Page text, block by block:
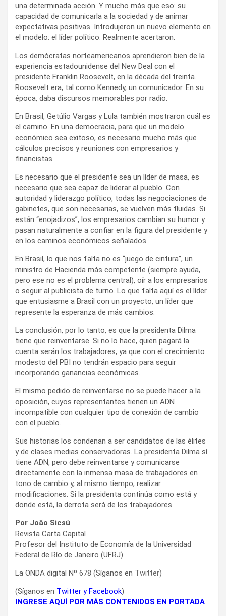
una determinada acción. Y mucho más que eso: su
capacidad de comunicarla a la sociedad y de animar
expectativas positivas. Introdujeron un nuevo elemento en
el modelo: el líder político. Realmente acertaron.
Los demócratas norteamericanos aprendieron bien de la
experiencia estadounidense del New Deal con el
presidente Franklin Roosevelt, en la década del treinta.
Roosevelt era, tal como Kennedy, un comunicador. En su
época, daba discursos memorables por radio.
En Brasil, Getúlio Vargas y Lula también mostraron cuál es
el camino. En una democracia, para que un modelo
económico sea exitoso, es necesario mucho más que
cálculos precisos y reuniones con empresarios y
financistas.
Es necesario que el presidente sea un líder de masa, es
necesario que sea capaz de liderar al pueblo. Con
autoridad y liderazgo político, todas las negociaciones de
gabinetes, que son necesarias, se vuelven más fluidas. Si
están “enojadizos”, los empresarios cambian su humor y
pasan naturalmente a confiar en la figura del presidente y
en los caminos económicos señalados.
En Brasil, lo que nos falta no es “juego de cintura”, un
ministro de Hacienda más competente (siempre ayuda,
pero ese no es el problema central), oír a los empresarios
o seguir al publicista de turno. Lo que falta aquí es el líder
que entusiasme a Brasil con un proyecto, un líder que
represente la esperanza de más cambios.
La conclusión, por lo tanto, es que la presidenta Dilma
tiene que reinventarse. Si no lo hace, quien pagará la
cuenta serán los trabajadores, ya que con el crecimiento
modesto del PBI no tendrán espacio para seguir
incorporando ganancias económicas.
El mismo pedido de reinventarse no se puede hacer a la
oposición, cuyos representantes tienen un ADN
incompatible con cualquier tipo de conexión de cambio
con el pueblo.
Sus historias los condenan a ser candidatos de las élites
y de clases medias conservadoras. La presidenta Dilma sí
tiene ADN, pero debe reinventarse y comunicarse
directamente con la inmensa masa de trabajadores en
tono de cambio y, al mismo tiempo, realizar
modificaciones. Si la presidenta continúa como está y
donde está, la derrota será de los trabajadores.
Por João Sicsú
Revista Carta Capital
Profesor del Instituto de Economía de la Universidad
Federal de Río de Janeiro (UFRJ)
La ONDA digital Nº 678 (Síganos en Twitter)
(Síganos en Twitter yFacebook)
INGRESE AQUÍ POR MÁS CONTENIDOS EN PORTADA